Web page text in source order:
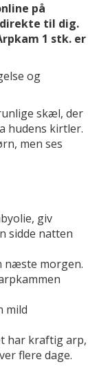
på
til dig.
1 stk. er
og
skæl, der
hudens kirtler.
men ses
giv
sidde natten
næste morgen.
mild
har kraftig arp,
flere dage.